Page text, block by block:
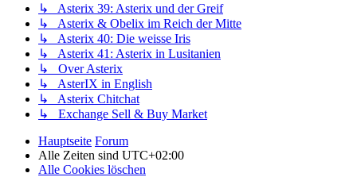
↳ Asterix 39: Asterix und der Greif
↳ Asterix & Obelix im Reich der Mitte
↳ Asterix 40: Die weisse Iris
↳ Asterix 41: Asterix in Lusitanien
↳ Over Asterix
↳ AsterIX in English
↳ Asterix Chitchat
↳ Exchange Sell & Buy Market
Hauptseite Forum
Alle Zeiten sind UTC+02:00
Alle Cookies löschen